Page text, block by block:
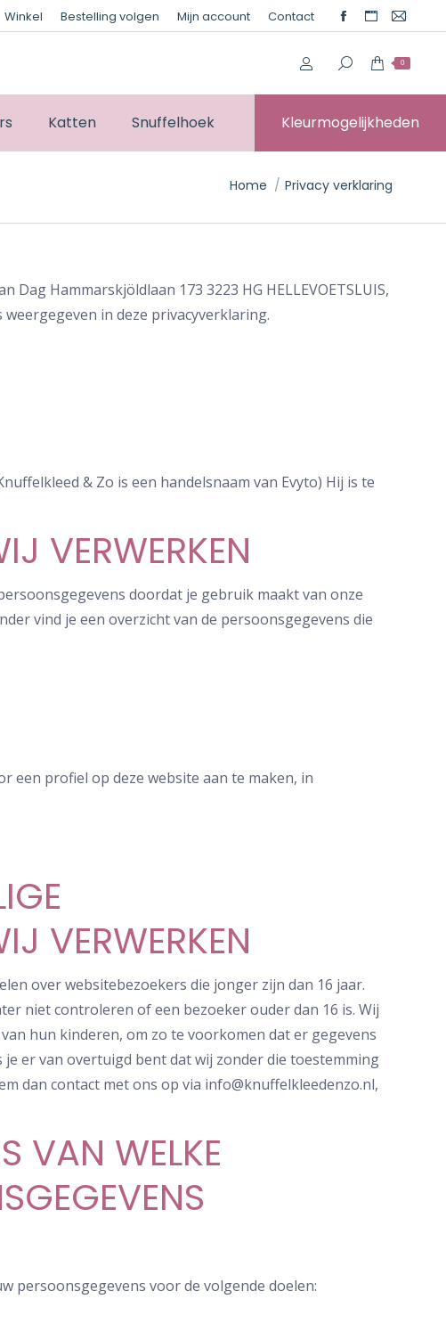
Winkel Bestelling volgen Mijn account Contact
Facebook
opens
in
new
Website
opens
in
new
Mail
opens
in
new
0
Katten Snuffelhoek Kleurmogelijkheden
Je bent hier:
Home Privacy verklaring
Hammarskjöldlaan 173 3223 HG HELLEVOETSLUIS,
in deze privacyverklaring.
& Zo is een handelsnaam van Evyto) Hij is te
VERWERKEN
doordat je gebruik maakt van onze
vind je een overzicht van de persoonsgegevens die
een profiel op deze website aan te maken, in
VERWERKEN
over websitebezoekers die jonger zijn dan 16 jaar.
niet controleren of een bezoeker ouder dan 16 is. Wij
hun kinderen, om zo te voorkomen dat er gegevens
er van overtuigd bent dat wij zonder die toestemming
dan contact met ons op via info@knuffelkleedenzo.nl,
VAN WELKE
persoonsgegevens voor de volgende doelen: